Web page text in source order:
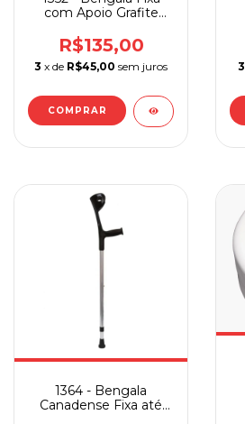
com Apoio Grafite
R$135,00
3 x de R$45,00 sem juros 3
1364 - Bengala
Canadense Fixa até